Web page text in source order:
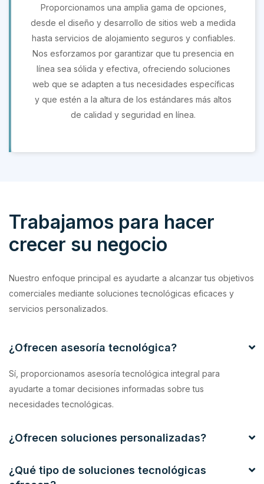
Proporcionamos una amplia gama de opciones,
desde el diseño y desarrollo de sitios web a medida
hasta servicios de alojamiento seguros y confiables.
Nos esforzamos por garantizar que tu presencia en
línea sea sólida y efectiva, ofreciendo soluciones
web que se adapten a tus necesidades específicas
y que estén a la altura de los estándares más altos
de calidad y seguridad en línea.
Trabajamos para hacer
crecer su negocio
Nuestro enfoque principal es ayudarte a alcanzar tus objetivos
comerciales mediante soluciones tecnológicas eficaces y
servicios personalizados.
¿Ofrecen asesoría tecnológica?
Sí, proporcionamos asesoría tecnológica integral para
ayudarte a tomar decisiones informadas sobre tus
necesidades tecnológicas.
¿Ofrecen soluciones personalizadas?
¿Qué tipo de soluciones tecnológicas